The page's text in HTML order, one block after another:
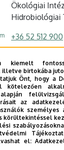
Ökológiai
Hidrobiológiai
+36 52 512 900
u
4032
1.
Ökológia
1. emelet, 120
kiemelt
birtokába
Önt, hogy a
kötelezően
az
személyes
körültekintéssel
el: